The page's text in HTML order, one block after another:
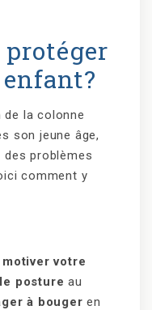
protéger
de la colonne
son jeune âge,
des problèmes
comment y
motiver votre
posture au
à bouger en